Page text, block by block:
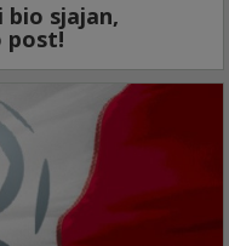
bio sjajan,
post!